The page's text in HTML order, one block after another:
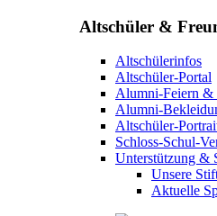
Altschüler &
Altschülerinfos
Altschüler-Portal
Alumni-Feiern &
Alumni-
Altschüler-
Schloss-Schul-
Unterstützung &
Unsere
Aktuelle